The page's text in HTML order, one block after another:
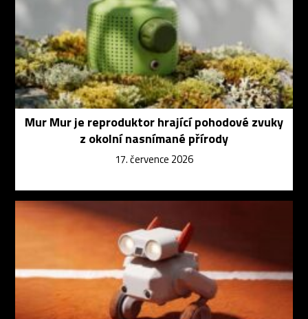
Mur Mur je reproduktor hrající pohodové zvuky
z okolní nasnímané přírody
17. července 2026